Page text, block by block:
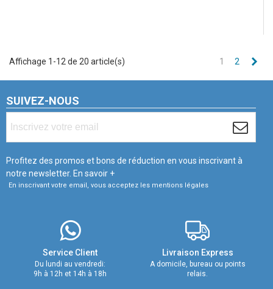
Affichage 1-12 de 20 article(s) 1 2
SUIVEZ-NOUS
Profitez des promos et bons de réduction en vous inscrivant à
notre newsletter. En savoir +
En inscrivant votre email, vous acceptez les mentions légales
Service Client
Du lundi au vendredi:
9h à 12h et 14h à 18h
Livraison Express
A domicile, bureau ou points
relais.